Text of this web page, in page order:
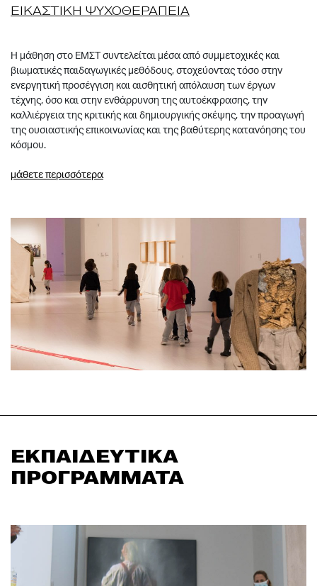
ΕΙΚΑΣΤΙΚΗ ΨΥΧΟΘΕΡΑΠΕΙΑ
Η μάθηση στο ΕΜΣΤ συντελείται μέσα από συμμετοχικές και
βιωματικές παιδαγωγικές μεθόδους, στοχεύοντας τόσο στην
ενεργητική προσέγγιση και αισθητική απόλαυση των έργων
τέχνης, όσο και στην ενθάρρυνση της αυτοέκφρασης, την
καλλιέργεια της κριτικής και δημιουργικής σκέψης, την προαγωγή
της ουσιαστικής επικοινωνίας και της βαθύτερης κατανόησης του
κόσμου.
μάθετε περισσότερα
ΕΚΠΑΙΔΕΥΤΙΚΑ
ΠΡΟΓΡΑΜΜΑΤΑ